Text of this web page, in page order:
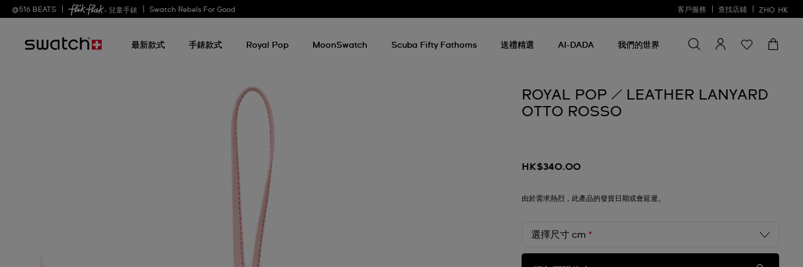
@516 BEATS - 兒童手錶 Swatch Rebels For Good 客戶服務 查找店鋪 ZHO HK
最新款式 手錶款式 Royal Pop MoonSwatch Scuba Fifty Fathoms 送禮精選 AI-DADA 我們的世界
找
一
尋找一些
ROYAL POP / LEATHER LANYARD
OTTO ROSSO
HK$340.00
由於需求熱烈，此產品的發貨日期或會延遲。
選擇尺寸 cm*